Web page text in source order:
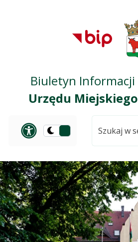
Przejdź
głównego
Przejdź do
Przejdź do
serwisu
Biuletyn Informacji
Urzędu
Panel
Przełącz
ciemną
serwisie